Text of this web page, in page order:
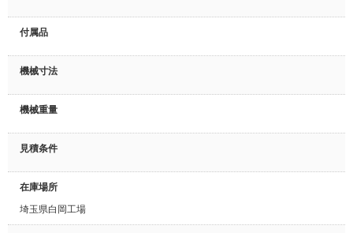
付属品
機械寸法
機械重量
見積条件
在庫場所
埼玉県白岡工場